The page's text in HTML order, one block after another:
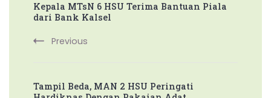
Navigation
Kepala MTsN 6 HSU Terima Bantuan Piala
dari Bank Kalsel
Previous
Tampil Beda, MAN 2 HSU Peringati